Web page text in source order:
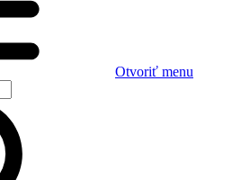
Otvoriť menu